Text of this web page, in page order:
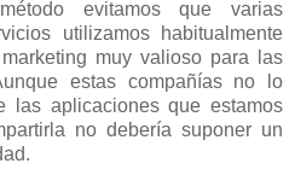
evitamos que varias
utilizamos habitualmente
muy valioso para las
estas compañías no lo
las aplicaciones que estamos
no debería suponer un